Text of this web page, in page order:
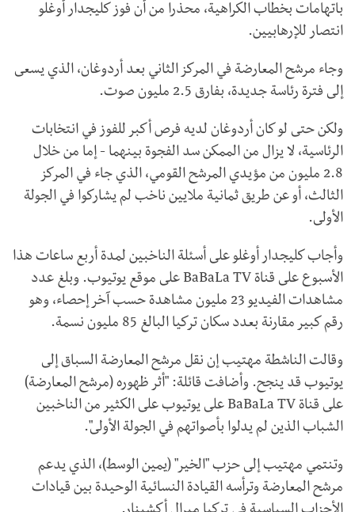
باتهامات بخطاب الكراهية، محذرا من أن فوز كليجدار أوغلو
انتصار للإرهابيين.
وجاء مرشح المعارضة في المركز الثاني بعد أردوغان، الذي يسعى
إلى فترة رئاسة جديدة، بفارق 2.5 مليون صوت.
ولكن حتى لو كان أردوغان لديه فرص أكبر للفوز في انتخابات
الرئاسية، لا يزال من الممكن سد الفجوة بينهما - إما من خلال
2.8 مليون من مؤيدي المرشح القومي، الذي جاء في المركز
الثالث، أو عن طريق ثمانية ملايين ناخب لم يشاركوا في الجولة
الأولى.
وأجاب كليجدار أوغلو على أسئلة الناخبين لمدة أربع ساعات هذا
الأسبوع على قناة BaBaLa TV على موقع يوتيوب. وبلغ عدد
مشاهدات الفيديو 23 مليون مشاهدة حسب آخر إحصاء، وهو
رقم كبير مقارنة بعدد سكان تركيا البالغ 85 مليون نسمة.
وقالت الناشطة مهتيب إن نقل مرشح المعارضة السباق إلى
يوتيوب قد ينجح. وأضافت قائلة: "أثر ظهوره (مرشح المعارضة)
على قناة BaBaLa TV على يوتيوب على الكثير من الناخبين
الشباب الذين لم يدلوا بأصواتهم في الجولة الأولى".
وتنتمي مهتيب إلى حزب "الخير" (يمين الوسط)، الذي يدعم
مرشح المعارضة وترأسه القيادة النسائية الوحيدة بين قيادات